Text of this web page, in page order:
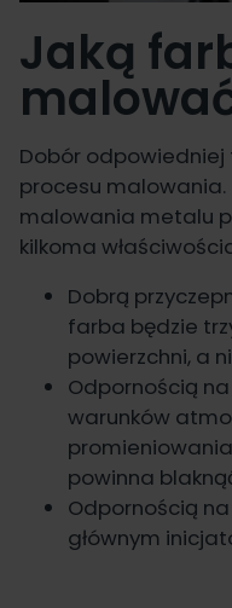
Jaką
Dobór
procesu
malowania metalu
kilkoma
Dobrą
farba będzie
powierzchni, a
Odpornością
warunków
powinna
Odpornością
głównym